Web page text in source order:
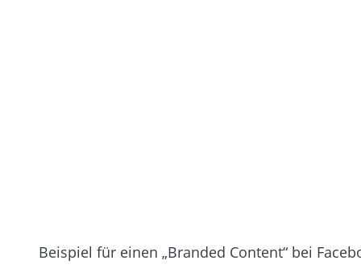
Beispiel für einen „Branded Content“ bei